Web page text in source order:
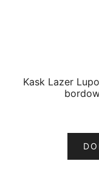
Kask Lazer